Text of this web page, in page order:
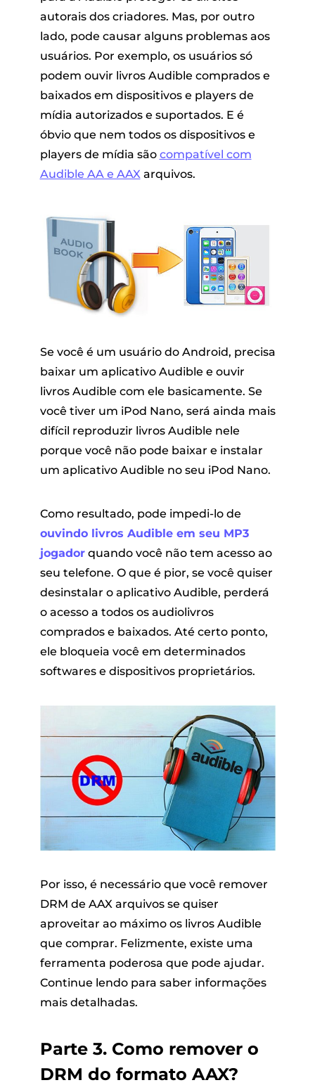
autorais dos criadores. Mas, por outro
lado, pode causar alguns problemas aos
usuários. Por exemplo, os usuários só
podem ouvir livros Audible comprados e
baixados em dispositivos e players de
mídia autorizados e suportados. E é
óbvio que nem todos os dispositivos e
players de mídia são compatível com
Audible AA e AAXarquivos.
Se você é um usuário do Android, precisa
baixar um aplicativo Audible e ouvir
livros Audible com ele basicamente. Se
você tiver um iPod Nano, será ainda mais
difícil reproduzir livros Audible nele
porque você não pode baixar e instalar
um aplicativo Audible no seu iPod Nano.
Como resultado, pode impedi-lo de
ouvindo livros Audible em seu MP3
jogadorquando você não tem acesso ao
seu telefone. O que é pior, se você quiser
desinstalar o aplicativo Audible, perderá
o acesso a todos os audiolivros
comprados e baixados. Até certo ponto,
ele bloqueia você em determinados
softwares e dispositivos proprietários.
Por isso, é necessário que você remover
DRM de AAX arquivos se quiser
aproveitar ao máximo os livros Audible
que comprar. Felizmente, existe uma
ferramenta poderosa que pode ajudar.
Continue lendo para saber informações
mais detalhadas.
Parte 3. Como remover o
DRM do formato AAX?